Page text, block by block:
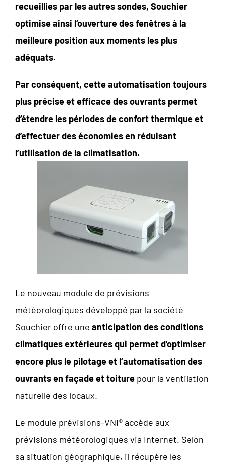
recueillies par les autres sondes, Souchier
optimise ainsi l’ouverture des fenêtres à la
meilleure position aux moments les plus
adéquats.
Par conséquent, cette automatisation toujours
plus précise et efficace des ouvrants permet
d’étendre les périodes de confort thermique et
d’effectuer des économies en réduisant
l’utilisation de la climatisation.
Le nouveau module de prévisions
météorologiques développé par la société
Souchier offre une anticipation des conditions
climatiques extérieures qui permet d’optimiser
encore plus le pilotage et l’automatisation des
ouvrants en façade et toiture pour la ventilation
naturelle des locaux.
Le module prévisions-VNI® accède aux
prévisions météorologiques via Internet. Selon
sa situation géographique, il récupère les